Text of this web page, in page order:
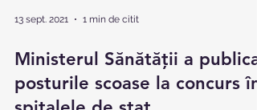
13 sept. 2021 1 min de citit
Ministerul Sănătății a publicat